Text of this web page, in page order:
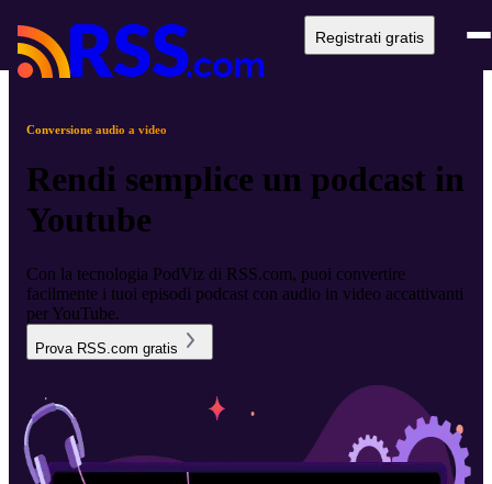
Registrati gratis
Conversione audio a video
Rendi semplice un podcast in
Youtube
Con la tecnologia PodViz di RSS.com, puoi convertire
facilmente i tuoi episodi podcast con audio in video accattivanti
per YouTube.
Prova RSS.com gratis